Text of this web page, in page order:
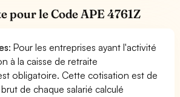
pour le Code APE 4761Z
: Pour les entreprises ayant l'activité
à la caisse de retraite
obligatoire. Cette cotisation est de
de chaque salarié calculé